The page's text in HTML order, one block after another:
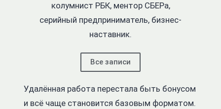
колумнист РБК, ментор СБЕРа,
серийный предприниматель, бизнес-
наставник.
Все записи
Удалённая работа перестала быть бонусом
и всё чаще становится базовым форматом.